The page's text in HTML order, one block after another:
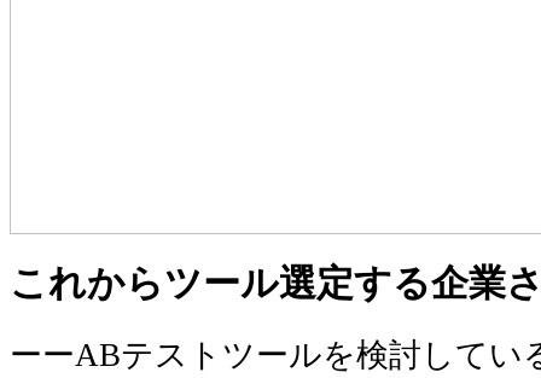
これからツール選定する企業
ーーABテストツールを検討してい